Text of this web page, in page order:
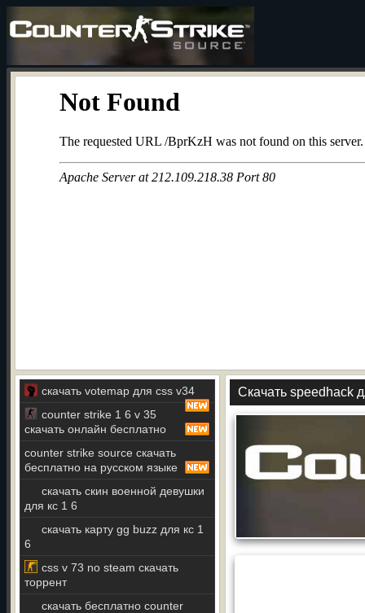
скачать votemap для css v34
counter strike 1 6 v 35
скачать онлайн бесплатно
counter strike source скачать
бесплатно на русском языке
скачать скин военной девушки
для кс 1 6
скачать карту gg buzz для кс 1
6
css v 73 no steam скачать
торрент
скачать бесплатно counter
Скачать speedhack